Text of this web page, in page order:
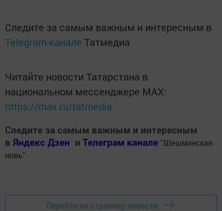
Следите за самым важным и интересным в
Telegram-канале Татмедиа
Читайте новости Татарстана в
национальном мессенджере MАХ:
https://max.ru/tatmedia
Следите за самым важным и интересным
в Яндекс Дзен и Телеграм канале " Шешминская
новь"
Перейти на страницу новости